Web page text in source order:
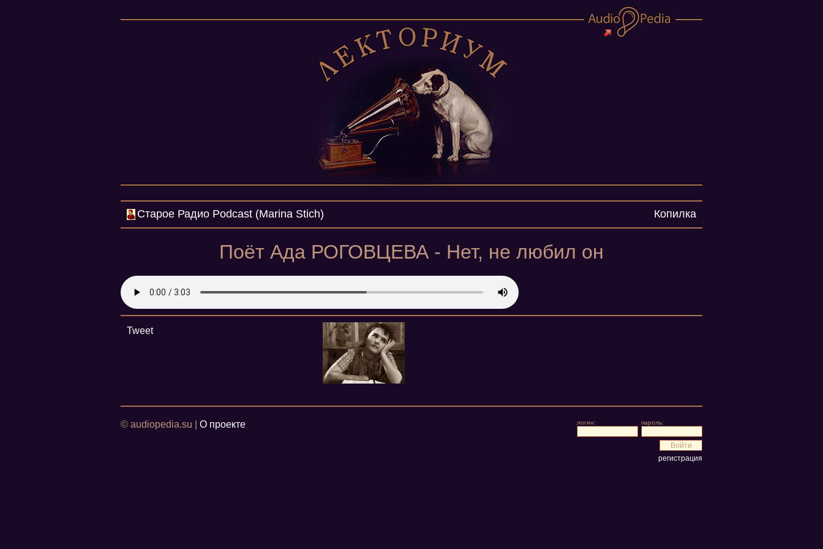
Cтарое Радио Podcast (Marina Stich) Копилка
Поёт Ада РОГОВЦЕВА - Нет, не любил он
Tweet
© audiopedia.su | О проекте пароль:
логин:
регистрация